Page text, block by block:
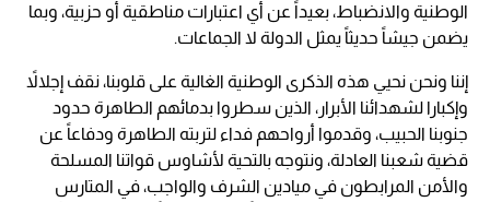
الوطنية والانضباط، بعيداً عن أي اعتبارات مناطقية أو حزبية، وبما
يضمن جيشاً حديثاً يمثل الدولة لا الجماعات.
إننا ونحن نحيي هذه الذكرى الوطنية الغالية على قلوبنا، نقف إجلالاً
وإكبارا لشهدائنا الأبرار، الذين سطروا بدمائهم الطاهرة حدود
جنوبنا الحبيب، وقدموا أرواحهم فداء لتربته الطاهرة ودفاعاً عن
قضية شعبنا العادلة، ونتوجه بالتحية لأشاوس قواتنا المسلحة
والأمن المرابطون في ميادين الشرف والواجب، في المتارس